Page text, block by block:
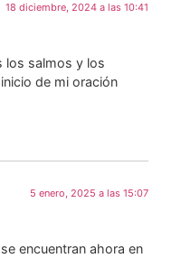
18 diciembre, 2024 a las 10:41
los salmos y los
de mi oración
5 enero, 2025 a las 15:07
encuentran ahora en